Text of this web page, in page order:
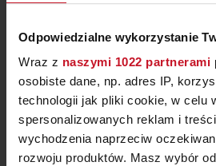
Odpowiedzialne wykorzystanie
Wraz z naszymi 1022 partnerami
osobiste dane, np. adres IP,
technologii jak pliki cookie, w celu
spersonalizowanych reklam i
wychodzenia naprzeciw
rozwoju produktów. Masz wybór